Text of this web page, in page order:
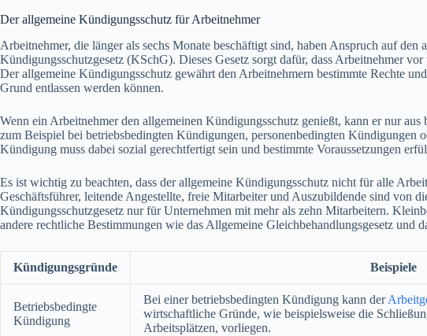
Der allgemeine Kündigungsschutz für Arbeitnehmer
Arbeitnehmer, die länger als sechs Monate beschäftigt sind, haben Anspruch auf den
Kündigungsschutzgesetz (KSchG). Dieses Gesetz sorgt dafür, dass Arbeitnehmer
Der allgemeine Kündigungsschutz gewährt den Arbeitnehmern bestimmte Rechte
Grund entlassen werden können.
Wenn ein Arbeitnehmer den allgemeinen Kündigungsschutz genießt, kann er nur
zum Beispiel bei betriebsbedingten Kündigungen, personenbedingten Kündigungen
Kündigung muss dabei sozial gerechtfertigt sein und bestimmte Voraussetzungen
Es ist wichtig zu beachten, dass der allgemeine Kündigungsschutz nicht für alle
Geschäftsführer, leitende Angestellte, freie Mitarbeiter und Auszubildende sind von
Kündigungsschutzgesetz nur für Unternehmen mit mehr als zehn Mitarbeitern.
andere rechtliche Bestimmungen wie das Allgemeine Gleichbehandlungsgesetz und
Kündigungsgründe Beispiele
Betriebsbedingte
Kündigung
Bei einer betriebsbedingten Kündigung kann der
wirtschaftliche Gründe, wie beispielsweise die
Arbeitsplätzen, vorliegen.